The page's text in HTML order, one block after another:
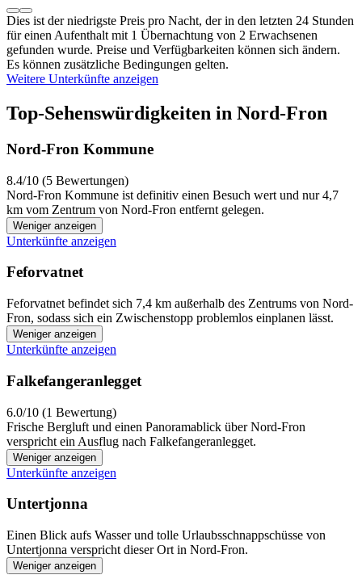
Dies ist der niedrigste Preis pro Nacht, der in den letzten 24 Stunden
für einen Aufenthalt mit 1 Übernachtung von 2 Erwachsenen
gefunden wurde. Preise und Verfügbarkeiten können sich ändern.
Es können zusätzliche Bedingungen gelten.
Weitere Unterkünfte anzeigen
Top-Sehenswürdigkeiten in Nord-Fron
Nord-Fron Kommune
8.4/10 (5 Bewertungen)
Nord-Fron Kommune ist definitiv einen Besuch wert und nur 4,7
km vom Zentrum von Nord-Fron entfernt gelegen.
Weniger anzeigen
Unterkünfte anzeigen
Feforvatnet
Feforvatnet befindet sich 7,4 km außerhalb des Zentrums von Nord-
Fron, sodass sich ein Zwischenstopp problemlos einplanen lässt.
Weniger anzeigen
Unterkünfte anzeigen
Falkefangeranlegget
6.0/10 (1 Bewertung)
Frische Bergluft und einen Panoramablick über Nord-Fron
verspricht ein Ausflug nach Falkefangeranlegget.
Weniger anzeigen
Unterkünfte anzeigen
Untertjonna
Einen Blick aufs Wasser und tolle Urlaubsschnappschüsse von
Untertjonna verspricht dieser Ort in Nord-Fron.
Weniger anzeigen